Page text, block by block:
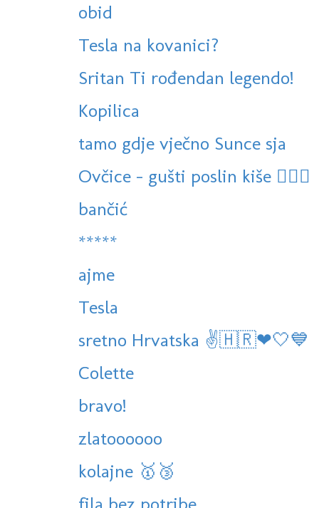
obid
Tesla na kovanici?
Sritan Ti rođendan legendo!
Kopilica
tamo gdje vječno Sunce sja
Ovčice - gušti poslin kiše 🏊‍♀️👒
bančić
*****
ajme
Tesla
sretno Hrvatska ✌🇭🇷❤🤍💙
Colette
bravo!
zlatoooooo
kolajne 🥇🥉